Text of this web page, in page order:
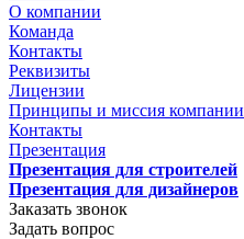
О компании
Команда
Контакты
Реквизиты
Лицензии
Принципы и миссия компании
Контакты
Презентация
Презентация для строителей
Презентация для дизайнеров
Заказать звонок
Задать вопрос